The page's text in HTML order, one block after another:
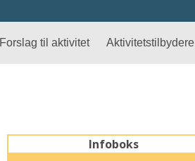
Forslag til aktivitet Aktivitetstilbydere
Infoboks